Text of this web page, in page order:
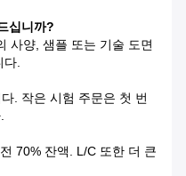
십니까?
사양, 샘플 또는 기술 도면
다.
. 작은 시험 주문은 첫 번
70% 잔액. L/C 또한 더 큰